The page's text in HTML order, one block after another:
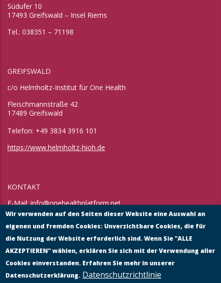
Südufer 10
17493 Greifswald – Insel Riems
Tel.: 038351 – 71198
GREIFSWALD
c/o Helmholtz-Institut für One Health
Fleischmannstraße 42
17489 Greifswald
Telefon: +49 3834 3916 101
https://www.helmholtz-hioh.de
KONTAKT
E-Mail:info@onehealthplatform.net
Website: in Kürze
Wir verwenden auf den Seiten dieser Website eine Auswahl an
eigenen und fremden Cookies: Unverzichtbare Cookies, die für
die Nutzung der Website erforderlich sind. Wenn Sie "ALLE
AKZEPTIEREN" wählen, erklären Sie sich mit der Verwendung aller
Cookies einverstanden. Erfahren Sie mehr in unserer
Datenschutzerklärung. Datenschutzrichtlinie